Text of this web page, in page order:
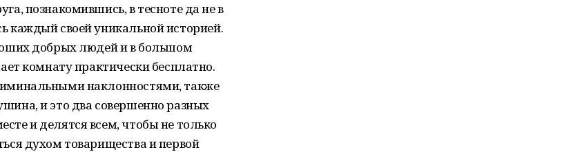
познакомившись, в тесноте да не в
каждый своей уникальной историей.
добрых людей и в большом
комнату практически бесплатно.
наклонностями, также
и это два совершенно разных
и делятся всем, чтобы не только
духом товарищества и первой